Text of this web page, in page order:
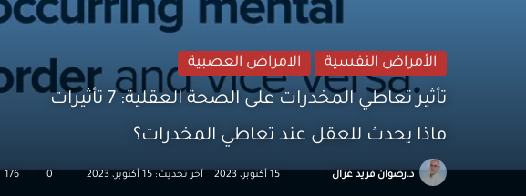
الأمراض النفسية الامراض العصبية
تأثير تعاطي المخدرات على الصحة العقلية: 7 تأثيرات
ماذا يحدث للعقل عند تعاطي المخدرات؟
د.رضوان فريد غزال
أرسل15 أكتوبر، 2023 آخر تحديث: 15 أكتوبر، 2023 0
176